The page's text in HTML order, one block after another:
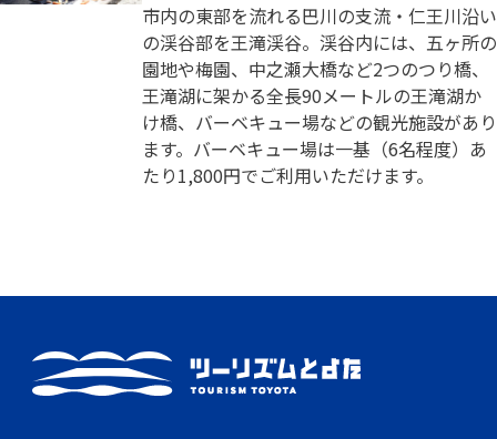
市内の東部を流れる巴川の支流・仁王川沿い
の渓谷部を王滝渓谷。渓谷内には、五ヶ所の
園地や梅園、中之瀬大橋など2つのつり橋、
王滝湖に架かる全長90メートルの王滝湖か
け橋、バーベキュー場などの観光施設があり
ます。バーベキュー場は一基（6名程度）あ
たり1,800円でご利用いただけます。